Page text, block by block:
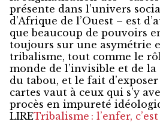
présente dans l’univers
d’Afrique de l’Ouest – est
que beaucoup de pouvoirs
toujours sur une asymétrie
tribalisme, tout comme le
monde de l’invisible et de
du tabou, et le fait d’exposer
cartes vaut à ceux qui s’y
procès en impureté
LIRETribalisme : l’enfer,